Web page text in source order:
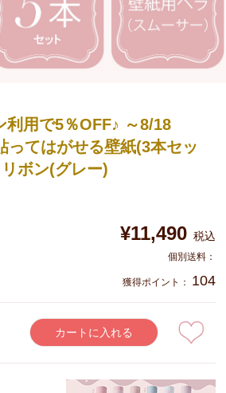
利用で5％OFF♪ ～8/18
ってはがせる壁紙(3本セッ
ボン(グレー)
¥11,490 税込
獲得ポイント： 104
カートに入れる